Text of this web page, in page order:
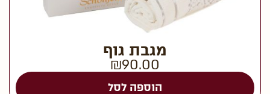
מגבת גוף
₪90.00
הוספה לסל